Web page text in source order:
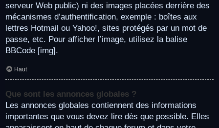
serveur Web public) ni des images placées derrière des
mécanismes d’authentification, exemple : boîtes aux
lettres Hotmail ou Yahoo!, sites protégés par un mot de
passe, etc. Pour afficher l’image, utilisez la balise
BBCode [img].
Haut
Que sont les annonces globales ?
Les annonces globales contiennent des informations
importantes que vous devez lire dès que possible. Elles